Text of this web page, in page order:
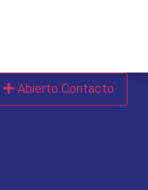
Abierto Contacto